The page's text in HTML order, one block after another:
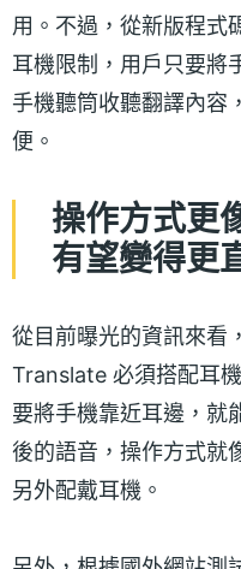
用。不過，從新版程式
耳機限制，用戶只要將
手機聽筒收聽翻譯內容
便。
操作方式更
有望變得更
從目前曝光的資訊來看
Translate 必須搭配耳
要將手機靠近耳邊，就
後的語音，操作方式就
另外配戴耳機。